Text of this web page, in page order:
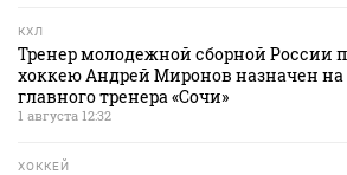
КХЛ
Тренер молодежной сборной России
хоккею Андрей Миронов назначен на
главного тренера «Сочи»
1 августа 12:32
ХОККЕЙ